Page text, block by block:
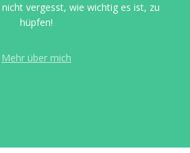
vergesst, wie wichtig es ist, zu
hüpfen!
Mehr über mich